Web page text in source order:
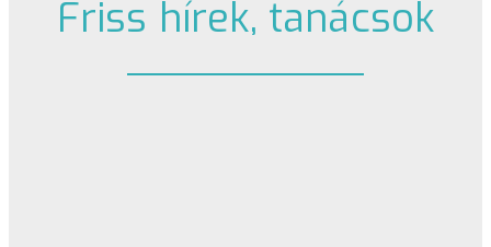
Friss hírek, tanácsok